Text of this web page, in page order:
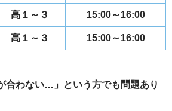
高１～３ 15:00～16:00
高１～３ 15:00～16:00
合わない…」という方でも問題あり